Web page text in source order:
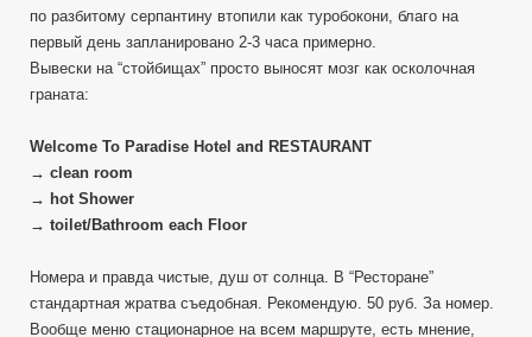
по разбитому серпантину втопили как туробокони, благо на
первый день запланировано 2-3 часа примерно.
Вывески на “стойбищах” просто выносят мозг как осколочная
граната:
Welcome To Paradise Hotel and RESTAURANT
→ clean room
→ hot Shower
→ toilet/Bathroom each Floor
Номера и правда чистые, душ от солнца. В “Ресторане”
стандартная жратва съедобная. Рекомендую. 50 руб. За номер.
Вообще меню стационарное на всем маршруте, есть мнение,